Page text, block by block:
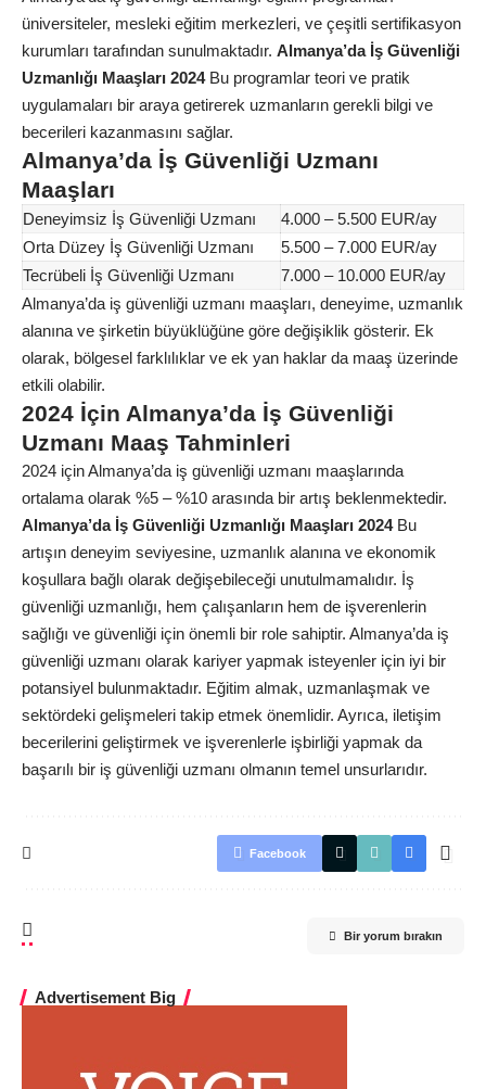
üniversiteler, mesleki eğitim merkezleri, ve çeşitli sertifikasyon
kurumları tarafından sunulmaktadır. Almanya’da İş Güvenliği
Uzmanlığı Maaşları 2024Bu programlar teori ve pratik
uygulamaları bir araya getirerek uzmanların gerekli bilgi ve
becerileri kazanmasını sağlar.
Almanya’da İş Güvenliği Uzmanı
Maaşları
Deneyimsiz İş Güvenliği Uzmanı
4.000 – 5.500 EUR/ay
Orta Düzey İş Güvenliği Uzmanı
5.500 – 7.000 EUR/ay
Tecrübeli İş Güvenliği Uzmanı
7.000 – 10.000 EUR/ay
Almanya’da iş güvenliği uzmanı maaşları, deneyime, uzmanlık
alanına ve şirketin büyüklüğüne göre değişiklik gösterir. Ek
olarak, bölgesel farklılıklar ve ek yan haklar da maaş üzerinde
etkili olabilir.
2024 İçin Almanya’da İş Güvenliği
Uzmanı Maaş Tahminleri
2024 için Almanya’da iş güvenliği uzmanı maaşlarında
ortalama olarak %5 – %10 arasında bir artış beklenmektedir.
Almanya’da İş Güvenliği Uzmanlığı Maaşları 2024Bu
artışın deneyim seviyesine, uzmanlık alanına ve ekonomik
koşullara bağlı olarak değişebileceği unutulmamalıdır. İş
güvenliği uzmanlığı, hem çalışanların hem de işverenlerin
sağlığı ve güvenliği için önemli bir role sahiptir. Almanya’da iş
güvenliği uzmanı olarak kariyer yapmak isteyenler için iyi bir
potansiyel bulunmaktadır. Eğitim almak, uzmanlaşmak ve
sektördeki gelişmeleri takip etmek önemlidir. Ayrıca, iletişim
becerilerini geliştirmek ve işverenlerle işbirliği yapmak da
başarılı bir iş güvenliği uzmanı olmanın temel unsurlarıdır.
Facebook
Bir yorum bırakın
Advertisement Big